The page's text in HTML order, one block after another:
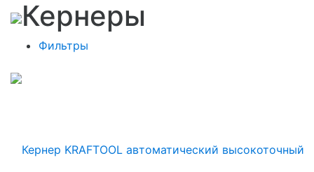
Кернеры
Фильтры